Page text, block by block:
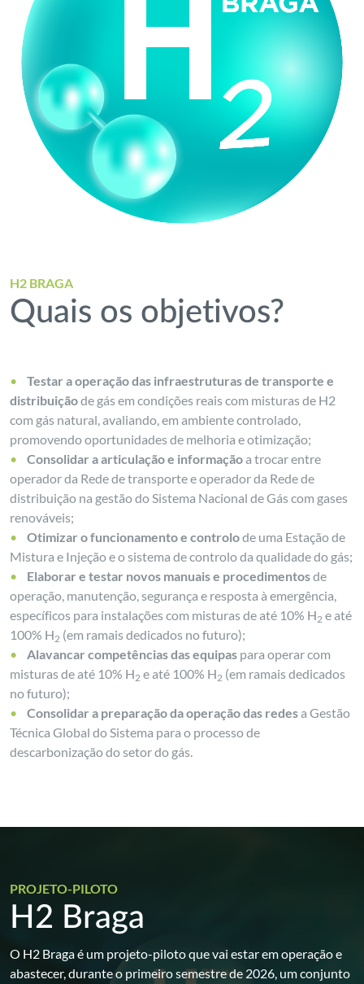
H2 BRAGA
Quais os objetivos?
Testar a operação das infraestruturas de transporte e
distribuiçãode gás em condições reais com misturas de H2
com gás natural, avaliando, em ambiente controlado,
promovendo oportunidades de melhoria e otimização;
Consolidar a articulação e informaçãoa trocar entre
operador da Rede de transporte e operador da Rede de
distribuição na gestão do Sistema Nacional de Gás com gases
renováveis;
Otimizar o funcionamento e controlode uma Estação de
Mistura e Injeção e o sistema de controlo da qualidade do gás;
Elaborar e testar novos manuais e procedimentosde
operação, manutenção, segurança e resposta à emergência,
específicos para instalações com misturas de até 10% H2 e até
100% H2 (em ramais dedicados no futuro);
Alavancar competências das equipas para operar com
misturas de até 10% H2 e até 100% H2 (em ramais dedicados
no futuro);
Consolidar a preparação da operação das redesa Gestão
Técnica Global do Sistema para o processo de
descarbonização do setor do gás.
PROJETO-PILOTO
H2 Braga
O H2 Braga é um projeto-piloto que vai estar em operação e
abastecer, durante o primeiro semestre de 2026, um conjunto